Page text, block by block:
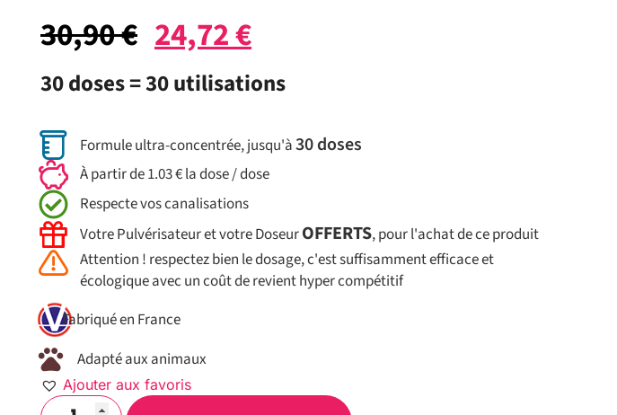
30,90€ 24,72€
30 doses = 30 utilisations
Formule ultra-concentrée, jusqu'à30 doses
À partir de 1.03 € la dose / dose
Respecte vos canalisations
Votre Pulvérisateur et votre DoseurOFFERTS, pour l'achat de ce produit
Attention ! respectez bien le dosage, c'est suffisamment efficace et
écologique avec un coût de revient hyper compétitif
Fabriqué en France
Adapté aux animaux
Ajouter aux favoris